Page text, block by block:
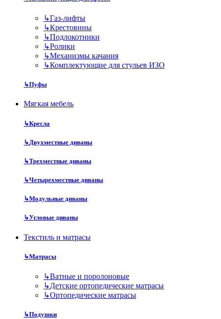
↳Газ-лифты
↳Крестовины
↳Подлокотники
↳Ролики
↳Механизмы качания
↳Комплектующие для стульев ИЗО
↳Пуфы
Мягкая мебель
↳Кресла
↳Двухместные диваны
↳Трехместные диваны
↳Четырехместные диваны
↳Модульные диваны
↳Угловые диваны
Текстиль и матрасы
↳Матрасы
↳Ватные и поролоновые
↳Детские ортопедические матрасы
↳Ортопедические матрасы
↳Подушки